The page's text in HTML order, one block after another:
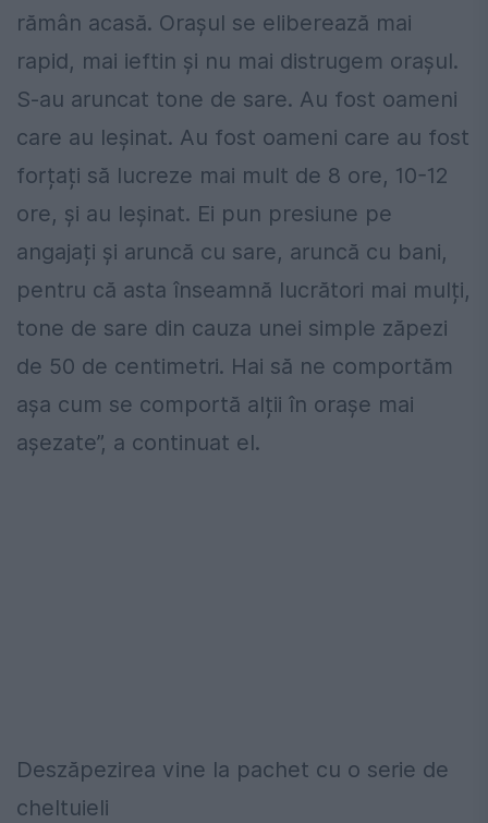
rămân acasă. Orașul se eliberează mai
rapid, mai ieftin și nu mai distrugem orașul.
S-au aruncat tone de sare. Au fost oameni
care au leșinat. Au fost oameni care au fost
forțați să lucreze mai mult de 8 ore, 10-12
ore, și au leșinat. Ei pun presiune pe
angajați și aruncă cu sare, aruncă cu bani,
pentru că asta înseamnă lucrători mai mulți,
tone de sare din cauza unei simple zăpezi
de 50 de centimetri. Hai să ne comportăm
așa cum se comportă alții în orașe mai
așezate”, a continuat el.
Deszăpezirea vine la pachet cu o serie de
cheltuieli